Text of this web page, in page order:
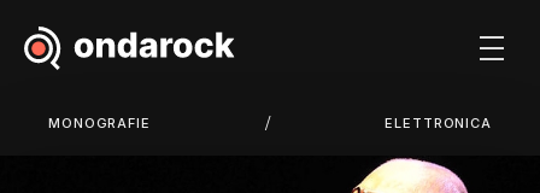
MONOGRAFIE / ELETTRONICA